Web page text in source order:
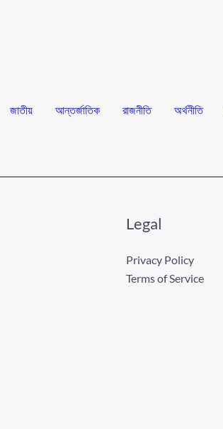
জাতীয় আন্তর্জাতিক রাজনীতি অর্থনীতি
Legal
Privacy Policy
Terms of Service